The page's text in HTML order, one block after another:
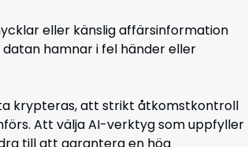
eller känslig affärsinformation
hamnar i fel händer eller
krypteras, att strikt åtkomstkontroll
Att välja AI-verktyg som uppfyller